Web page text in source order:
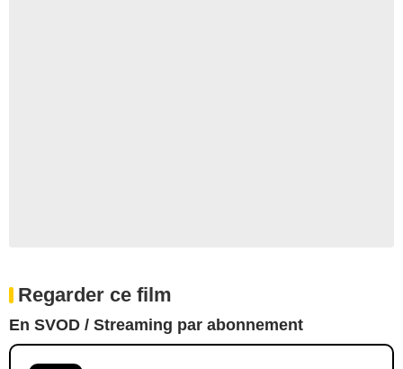
Regarder ce film
En SVOD / Streaming par abonnement